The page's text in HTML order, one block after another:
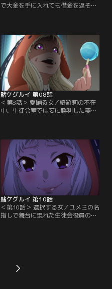
で大金を手に入れても借金を返そう
としない夢子。彼女は家畜に与えら
しかし夢子に執心する美化委員・生
志摩妄が突然現れ、『ESPゲーム』
というギャンブルを持ちかける。命
賭けのギャンブルを喜々として受け
る夢子。彼女の身を案じる鈴井だ
が……。
賭ケグルイ 第08話
＜第8話＞ 愛踊る女／綺羅莉の不在
中、生徒会室では妄に勝利した夢子
りをあげ、会計の豆生田楓が彼女の
補佐を引き受ける。ユメミは『一流
アイドル決定戦 バトっていいと
も！』というギャンブル対決を夢子
に申し込み、ユメミが勝った場合
は…。
賭ケグルイ 第10話
＜第10話＞ 選択する女／ユメミの名
指しで舞台に現れた生徒会役員の豆
役が勝つか、賭け金を多く積んだ方
が選択できるというルールを説明す